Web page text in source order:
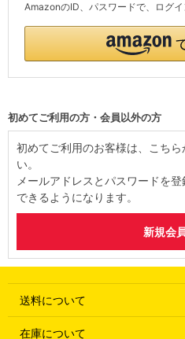
AmazonのID、パスワードで、ログイ
初めてご利用の方・会員以外の方
初めてご利用のお客様は、こち
い。
メールアドレスとパスワードを
できるようになります。
送料について
在庫について